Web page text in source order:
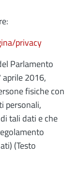
privacy
Parlamento
aprile 2016,
fisiche con
personali,
tali dati e che
(Testo